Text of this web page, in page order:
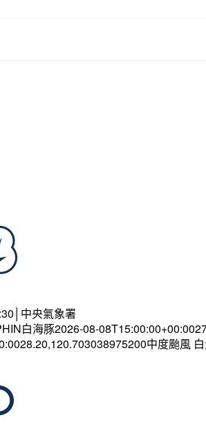
中央氣象署
白海豚2026-08-
中度颱風